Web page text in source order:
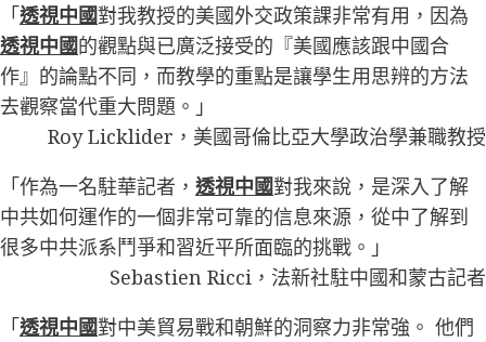
「透視中國對我教授的美國外交政策課非常有用，因為
透視中國的觀點與已廣泛接受的『美國應該跟中國合
作』的論點不同，而教學的重點是讓學生用思辨的方法
去觀察當代重大問題。」
Roy Licklider，美國哥倫比亞大學政治學兼職教授
「作為一名駐華記者， 透視中國對我來說，是深入了解
中共如何運作的一個非常可靠的信息來源，從中了解到
很多中共派系鬥爭和習近平所面臨的挑戰。」
Sebastien Ricci，法新社駐中國和蒙古記者
「透視中國對中美貿易戰和朝鮮的洞察力非常強。 他們